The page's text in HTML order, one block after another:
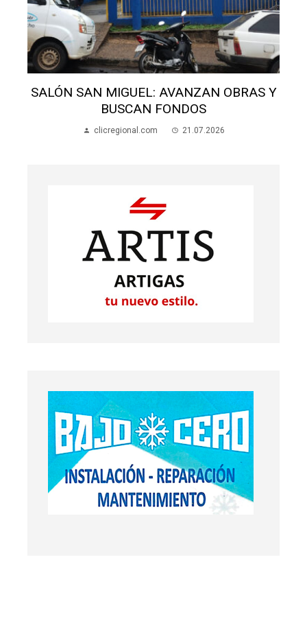
SALÓN SAN MIGUEL: AVANZAN OBRAS Y
BUSCAN FONDOS
clicregional.com 21.07.2026